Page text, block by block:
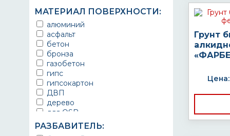
ворота
выхлопные системы
автомобилей
газопроводы
гараж
гидротехнические сооружения
городской транспорт
грузовые вагоны
двери металлические
детали двигателей
детали машин
для автомобилей
МАТЕРИАЛ ПОВЕРХНОСТИ:
алюминий
асфальт
бетон
бронза
газобетон
гипс
гипсокартон
ДВП
дерево
для OSB
для бетона
для гипса
РАЗБАВИТЕЛЬ:
Грунт
Цена: